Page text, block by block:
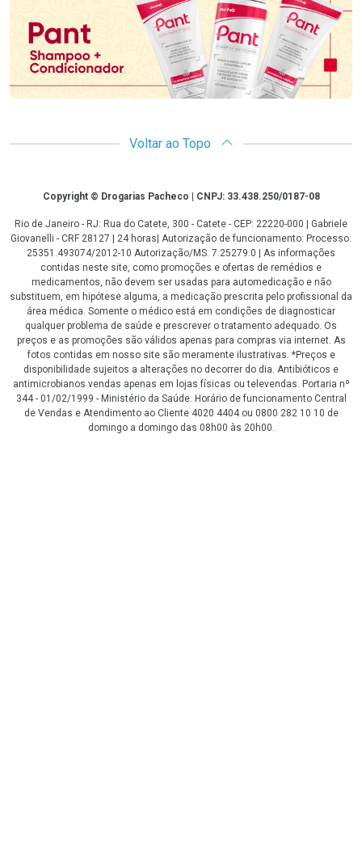
Voltar ao Topo
CopyrightCopyright © Drogarias Pacheco | CNPJ: 33.438.250/0187-08
Rio de Janeiro - RJ: Rua do Catete, 300 - Catete - CEP: 22220-000 | Gabriele
Giovanelli - CRF 28127 | 24 horas| Autorização de funcionamento: Processo:
25351.493074/2012-10 Autorização/MS: 7.25279.0 | As informações
contidas neste site, como promoções e ofertas de remédios e
medicamentos, não devem ser usadas para automedicação e não
substituem, em hipótese alguma, a medicação prescrita pelo profissional da
área médica. Somente o médico está em condições de diagnosticar
qualquer problema de saúde e prescrever o tratamento adequado. Os
preços e as promoções são válidos apenas para compras via internet. As
fotos contidas em nosso site são meramente ilustrativas. *Preços e
disponibilidade sujeitos a alterações no decorrer do dia. Antibióticos e
antimicrobianos vendas apenas em lojas físicas ou televendas. Portaria nº
344 - 01/02/1999 - Ministério da Saúde. Horário de funcionamento Central
de Vendas e Atendimento ao Cliente 4020 4404 ou 0800 282 10 10 de
domingo a domingo das 08h00 às 20h00.